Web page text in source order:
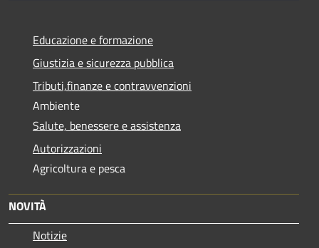
Educazione e formazione
Giustizia e sicurezza pubblica
Tributi,finanze e contravvenzioni
Ambiente
Salute, benessere e assistenza
Autorizzazioni
Agricoltura e pesca
NOVITÀ
Notizie